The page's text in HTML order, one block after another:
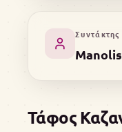
Συντάκτης
Τάφος